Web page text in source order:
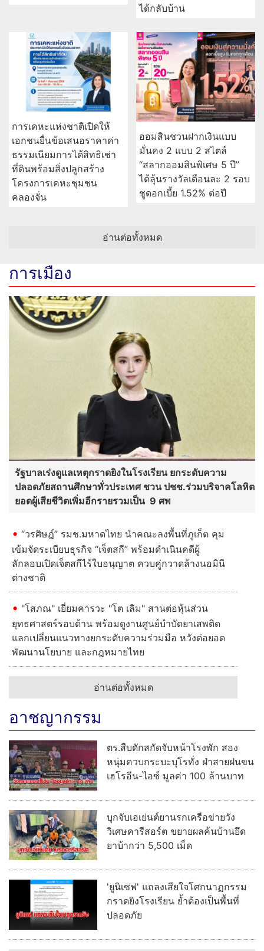
ได้กลับบ้าน
การเคหะแห่งชาติเปิดให้
เอกชนยื่นข้อเสนอราคาค่า
ธรรมเนียมการได้สิทธิเช่า
ที่ดินพร้อมสิ่งปลูกสร้าง
โครงการเคหะชุมชน
คลองจั่น
ออมสินชวนฝากเงินแบบ
มั่นคง 2 แบบ 2 สไตล์
“สลากออมสินพิเศษ 5 ปี”
ได้ลุ้นรางวัลเดือนละ 2 รอบ
ชูดอกเบี้ย 1.52% ต่อปี
อ่านต่อทั้งหมด
การเมือง
รัฐบาลเร่งดูแลเหตุกราดยิงในโรงเรียน ยกระดับความ
ปลอดภัยสถานศึกษาทั่วประเทศ ชวน ปชช.ร่วมบริจาคโลหิต
ยอดผู้เสียชีวิตเพิ่มอีกรายรวมเป็น 9 ศพ
“วรศิษฎ์” รมช.มหาดไทย นำคณะลงพื้นที่ภูเก็ต คุม
เข้มจัดระเบียบธุรกิจ “เจ็ตสกี” พร้อมดำเนินคดีผู้
ลักลอบเปิดเจ็ตสกีไร้ใบอนุญาต ควบคู่กวาดล้างนอมินี
ต่างชาติ
"โสภณ" เยี่ยมคารวะ "โต เลิม" สานต่อหุ้นส่วน
ยุทธศาสตร์รอบด้าน พร้อมดูงานศูนย์บำบัดยาเสพติด
แลกเปลี่ยนแนวทางยกระดับความร่วมมือ หวังต่อยอด
พัฒนานโยบาย และกฎหมายไทย
อ่านต่อทั้งหมด
อาชญากรรม
ตร.สืบดักสกัดจับหน้าโรงพัก สอง
หนุ่มควบกระบะบุโรทั่ง ฝ่าสายฝนขน
เฮโรอีน-ไอซ์ มูลค่า 100 ล้านบาท
บุกจับเอเย่นต์ยานรกเครือข่ายวัง
วิเศษคารีสอร์ต ขยายผลค้นบ้านยึด
ยาบ้ากว่า 5,500 เม็ด
'ยูนิเซฟ' แถลงเสียใจโศกนาฏกรรม
กราดยิงโรงเรียน ย้ำต้องเป็นพื้นที่
ปลอดภัย